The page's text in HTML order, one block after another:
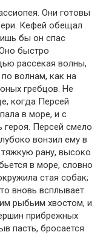
Они готовы
Кефей обещал
бы он спас
быстро
рассекая волны,
волнам, как на
гребцов. Не
когда Персей
в море, и с
героя. Персей смело
вонзил ему в
рану, высоко
в море, словно
стая собак;
вновь всплывает.
рыбьим хвостом, и
прибрежных
пасть, бросается